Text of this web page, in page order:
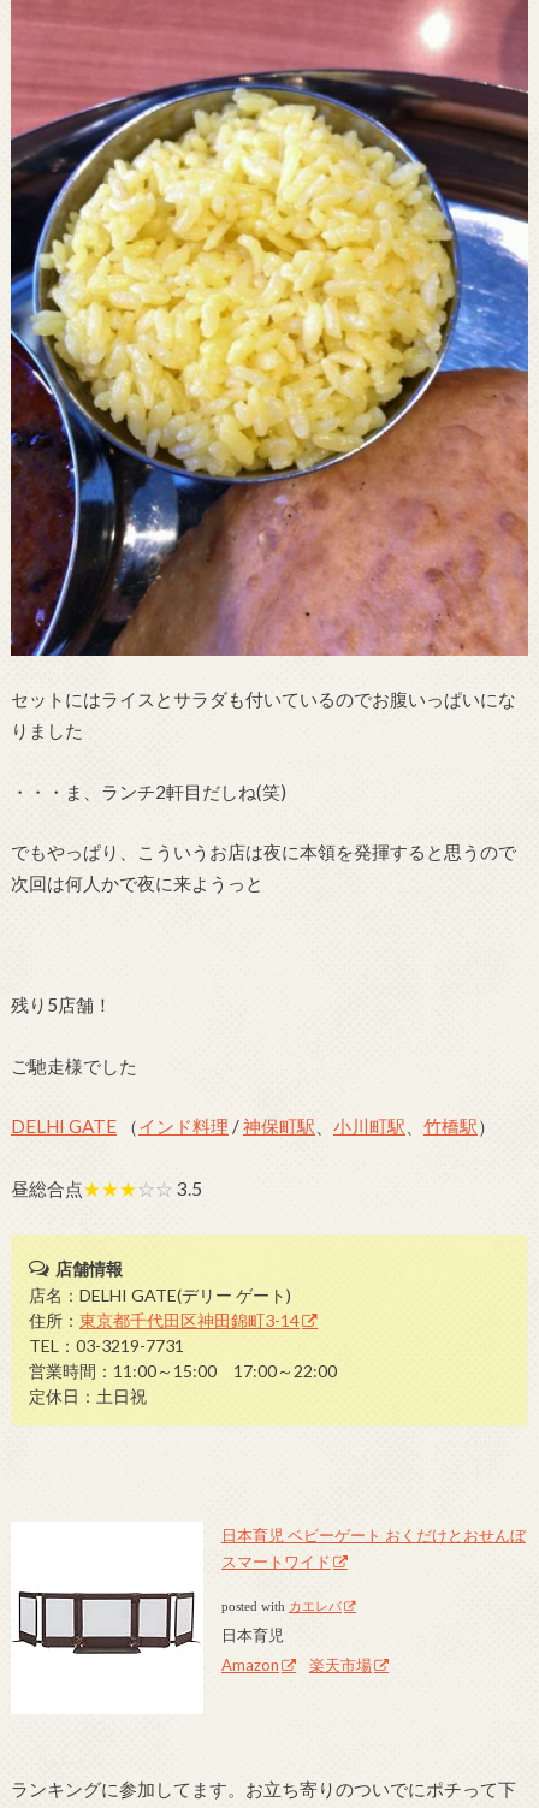
セットにはライスとサラダも付いているのでお腹いっぱいにな
りました
・・・ま、ランチ2軒目だしね(笑)
でもやっぱり、こういうお店は夜に本領を発揮すると思うので
次回は何人かで夜に来ようっと
残り5店舗！
ご馳走様でした
DELHI GATE（インド料理 /神保町駅 小川町駅 竹橋駅）
昼総合点★★★☆☆ 3.5
店舗情報
店名：DELHI GATE(デリー ゲート)
住所：東京都千代田区神田錦町3-14
TEL：03-3219-7731
営業時間：11:00～15:00 17:00～22:00
定休日：土日祝
日本育児 ベビーゲート おくだけとおせんぼ
スマートワイド
posted with カエレバ
日本育児
Amazon
楽天市場
ランキングに参加してます。お立ち寄りのついでにポチって下